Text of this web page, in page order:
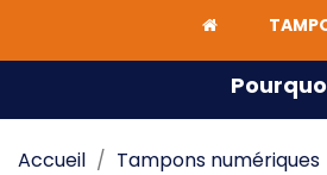
Accueil Tampons numériques